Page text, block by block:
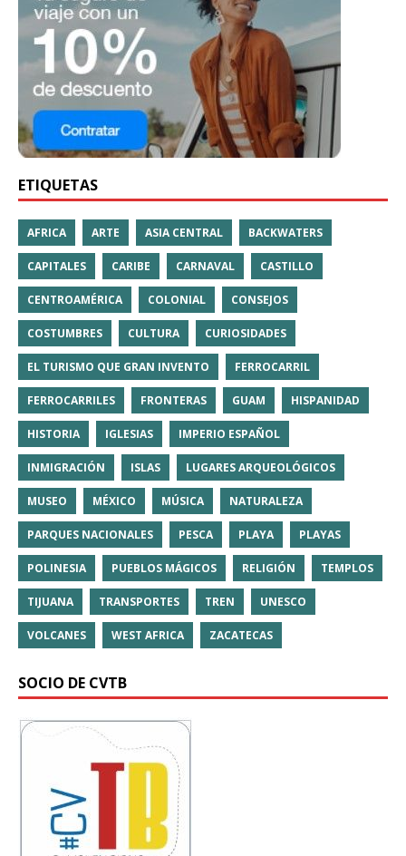
ETIQUETAS
AFRICA ARTE ASIA CENTRAL BACKWATERS
CAPITALES CARIBE CARNAVAL CASTILLO
CENTROAMÉRICA COLONIAL CONSEJOS
COSTUMBRES CULTURA CURIOSIDADES
EL TURISMO QUE GRAN INVENTO FERROCARRIL
FERROCARRILES FRONTERAS GUAM HISPANIDAD
HISTORIA IGLESIAS IMPERIO ESPAÑOL
INMIGRACIÓN ISLAS LUGARES ARQUEOLÓGICOS
MUSEO MÉXICO MÚSICA NATURALEZA
PARQUES NACIONALES PESCA PLAYA PLAYAS
POLINESIA PUEBLOS MÁGICOS RELIGIÓN TEMPLOS
TIJUANA TRANSPORTES TREN UNESCO
VOLCANES WEST AFRICA ZACATECAS
SOCIO DE CVTB